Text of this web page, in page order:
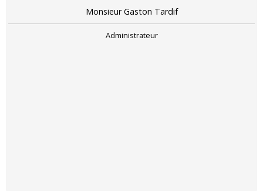
Monsieur Gaston Tardif
Administrateur